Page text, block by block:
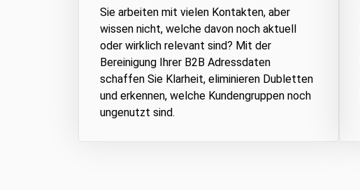
Sie arbeiten mit vielen Kontakten, aber
wissen nicht, welche davon noch aktuell
oder wirklich relevant sind? Mit der
Bereinigung Ihrer B2B Adressdaten
schaffen Sie Klarheit, eliminieren Dubletten
und erkennen, welche Kundengruppen noch
ungenutzt sind.